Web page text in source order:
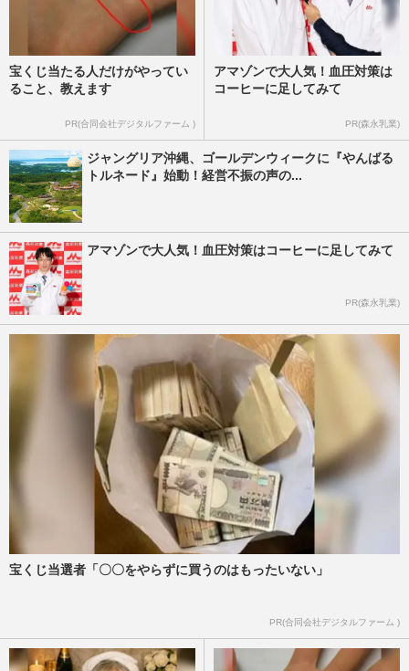
宝くじ当たる人だけがやってい
ること、教えます
PR(合同会社デジタルファーム )
アマゾンで大人気！血圧対策は
コーヒーに足してみて
PR(森永乳業)
ジャングリア沖縄、ゴールデンウィークに『やんばる
トルネード』始動！経営不振の声の...
アマゾンで大人気！血圧対策はコーヒーに足してみて
PR(森永乳業)
宝くじ当選者「〇〇をやらずに買うのはもったいない」
PR(合同会社デジタルファーム )